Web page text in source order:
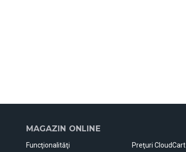
MAGAZIN ONLINE
Funcţionalităţi Preţuri CloudCart